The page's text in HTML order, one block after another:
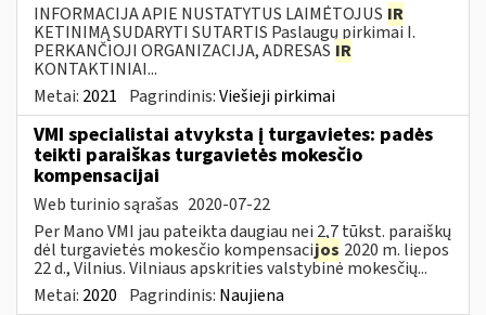
INFORMACIJA APIE NUSTATYTUS LAIMĖTOJUS IR
KETINIMĄ SUDARYTI SUTARTIS Paslaugų pirkimai I.
PERKANČIOJI ORGANIZACIJA, ADRESAS IR
KONTAKTINIAI...
Metai: 2021 Pagrindinis:Viešieji pirkimai
VMI specialistai atvyksta į turgavietes: padės
teikti paraiškas turgavietės mokesčio
kompensacijai
Web turinio sąrašas 2020-07-22
Per Mano VMI jau pateikta daugiau nei 2,7 tūkst. paraiškų
dėl turgavietės mokesčio kompensacijos 2020 m. liepos
22 d., Vilnius. Vilniaus apskrities valstybinė mokesčių...
Metai: 2020 Pagrindinis: Naujiena